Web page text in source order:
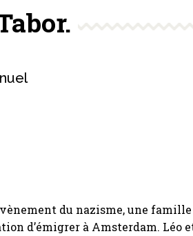
du nazisme, une
d’émigrer à Amsterdam. Léo